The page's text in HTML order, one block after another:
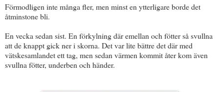
Förmodligen inte många fler, men minst en ytterligare borde det
åtminstone bli.
En vecka sedan sist. En förkylning där emellan och fötter så svullna
att de knappt gick ner i skorna. Det var lite bättre det där med
vätskesamlandet ett tag, men sedan värmen kommit åter kom även
svullna fötter, underben och händer.